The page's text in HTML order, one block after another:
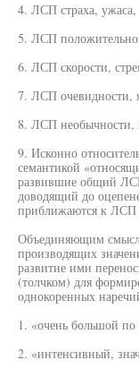
4. ЛСП страха, ужаса,
5. ЛСП
6. ЛСП скорости,
7. ЛСП очевидности,
8. ЛСП необычности,
9. Исконно
семантикой
развившие общий
доводящий до
приближаются к ЛСП
Объединяющим
производящих
развитие ими
(толчком) для
однокоренных
1. «очень большой
2. «интенсивный,